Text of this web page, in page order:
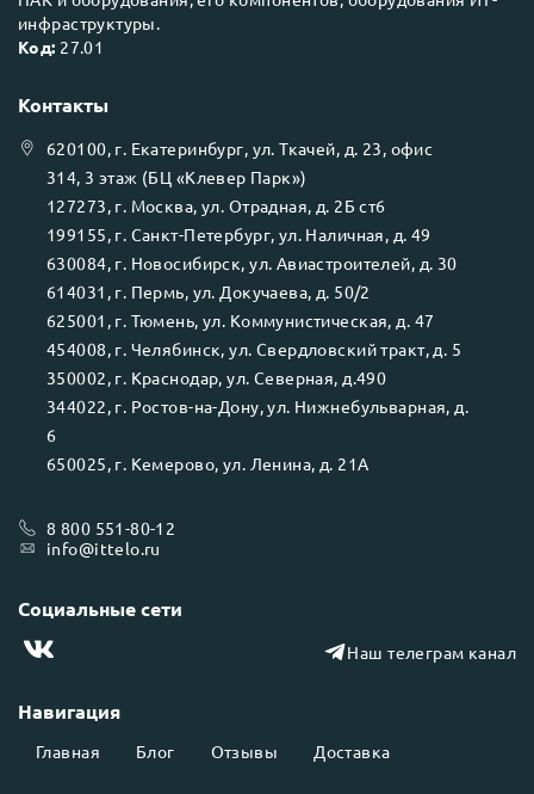
инфраструктуры.
Код: 27.01
Навигация
Главная Блог Отзывы Доставка
Контакты
620100, г. Екатеринбург, ул.Ткачей, д. 23, офис
314, 3 этаж (БЦ «Клевер Парк»)
127273, г. Москва, ул. Отрадная, д. 2Б ст6
199155, г. Санкт-Петербург, ул. Наличная, д. 49
630084, г. Новосибирск, ул. Авиастроителей, д. 30
614031 , г. Пермь, ул. Докучаева, д. 50/2
625001 , г. Тюмень, ул. Коммунистическая, д. 47
454008, г. Челябинск, ул. Свердловский тракт, д. 5
350002, г. Краснодар, ул. Северная, д.490
344022, г. Ростов-на-Дону, ул. Нижнебульварная, д.
6
650025, г. Кемерово, ул. Ленина, д. 21А
8 800 551-80-12
info@ittelo.ru
Социальные сети
Наш телеграм канал